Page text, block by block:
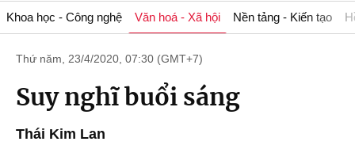
Khoa học - Công nghệ Văn hoá - Xã hội Nền tảng - Kiến tạo
Thứ năm, 23/4/2020, 07:30 (GMT+7)
Suy nghĩ buổi sáng
Thái Kim Lan